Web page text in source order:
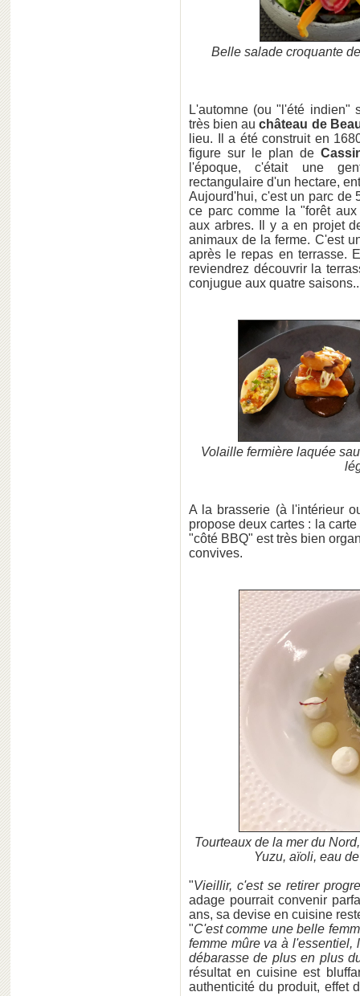
Belle salade croquante
L'automne (ou "l'été indien"
très bien auchâteau de
lieu. Il a été construit en
figure sur le plan de
l'époque, c'était une
rectangulaire d'un hectare,
Aujourd'hui, c'est un parc de
ce parc comme la "forêt
aux arbres. Il y a en projet
animaux de la ferme. C'est
après le repas en terrasse.
reviendrez découvrir la
conjugue aux quatre
Volaille fermière laquée
A la brasserie (à l'intérieur
propose deux cartes : la carte
"côté BBQ" est très bien
convives.
Tourteaux de la mer du
Yuzu, aïoli, eau
"Vieillir, c'est se retirer
adage pourrait convenir
ans, sa devise en cuisine
"C'est comme une belle
femme mûre va à l'essentiel,
débarasse de plus en plus
résultat en cuisine est
authenticité du produit, effet